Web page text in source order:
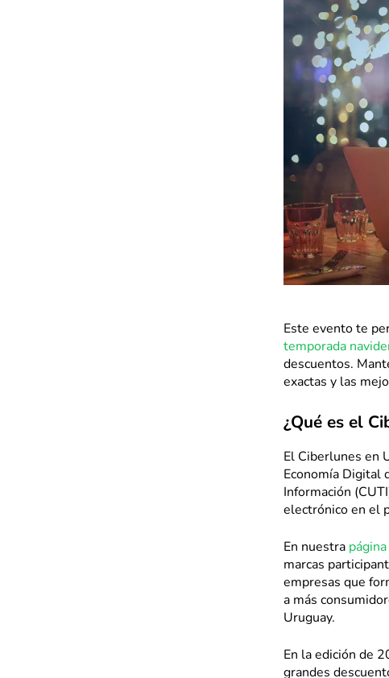
Este evento te
temporada
descuentos.
exactas y las
¿Qué es el
El Ciberlunes en
Economía Digital
Información
electrónico en el
En nuestra
marcas
empresas que
a más
Uruguay.
En la edición de
grandes